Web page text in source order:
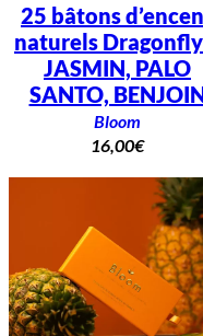
a
n
t
25 bâtons
naturels
JASMIN, PALO
SANTO,
Bloom
16,00€